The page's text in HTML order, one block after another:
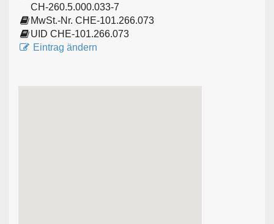
CH-260.5.000.033-7
MwSt.-Nr. CHE-101.266.073
UID CHE-101.266.073
Eintrag ändern